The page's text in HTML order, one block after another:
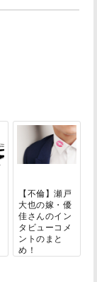
【不倫】瀬戸
大也の嫁・優
佳さんのイン
タビューコメ
ントのまと
め！